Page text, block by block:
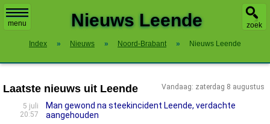
menu zoek
Nieuws Leende
Index » Nieuws » Noord-Brabant » Nieuws Leende
Vandaag: zaterdag 8 augustus
Laatste nieuws uit Leende
5 juli
20:57
Man gewond na steekincident Leende, verdachte
aangehouden